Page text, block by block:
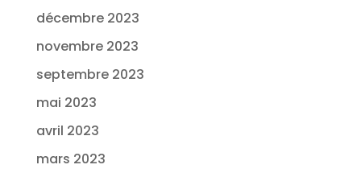
décembre 2023
novembre 2023
septembre 2023
mai 2023
avril 2023
mars 2023